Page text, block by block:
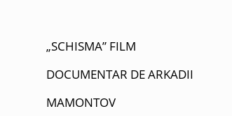
„SCHISMA” FILM
DOCUMENTAR DE ARKADII
MAMONTOV